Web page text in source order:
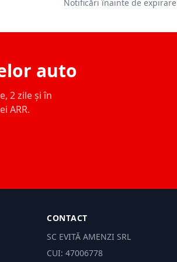
Notificări înainte de expirare
auto
2 zile și în
ARR.
CONTACT
SC EVITĂ AMENZI SRL
CUI: 47006778